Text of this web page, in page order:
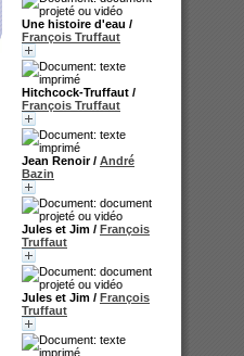
Une histoire d'eau /
François Truffaut
Hitchcock-Truffaut /
François Truffaut
Jean Renoir/ André
Bazin
Jules et Jim / François
Truffaut
Jules et Jim / François
Truffaut